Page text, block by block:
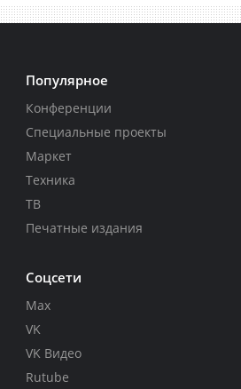
Популярное
Конференции
Специальные проекты
Маркет
Техника
ТВ
Печатные издания
Соцсети
Max
VK
VK Видео
Rutube